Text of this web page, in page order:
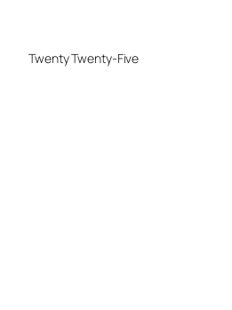
Twenty Twenty-Five